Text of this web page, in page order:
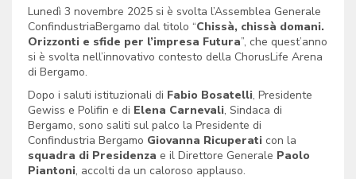
Lunedì 3 novembre 2025 si è svolta l’Assemblea Generale
ConfindustriaBergamo dal titolo “Chissà, chissà domani.
Orizzonti e sfide per l’impresa Futura”, che quest’anno
si è svolta nell’innovativo contesto della ChorusLife Arena
di Bergamo.
Dopo i saluti istituzionali di Fabio Bosatelli, Presidente
Gewiss e Polifin e di Elena Carnevali, Sindaca di
Bergamo, sono saliti sul palco la Presidente di
Confindustria Bergamo Giovanna Ricuperati con la
squadra di Presidenza e il Direttore Generale Paolo
Piantoni, accolti da un caloroso applauso.